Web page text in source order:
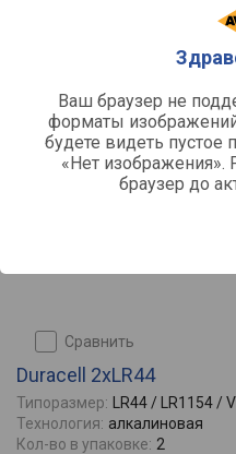
Ваш браузер не
форматы
будете видеть пустое
«Нет
браузер до
сравнить
Duracell 2xLR44
Типоразмер:
LR44 / LR1154 /
Технология: алкалиновая
Кол-во в упаковке: 2